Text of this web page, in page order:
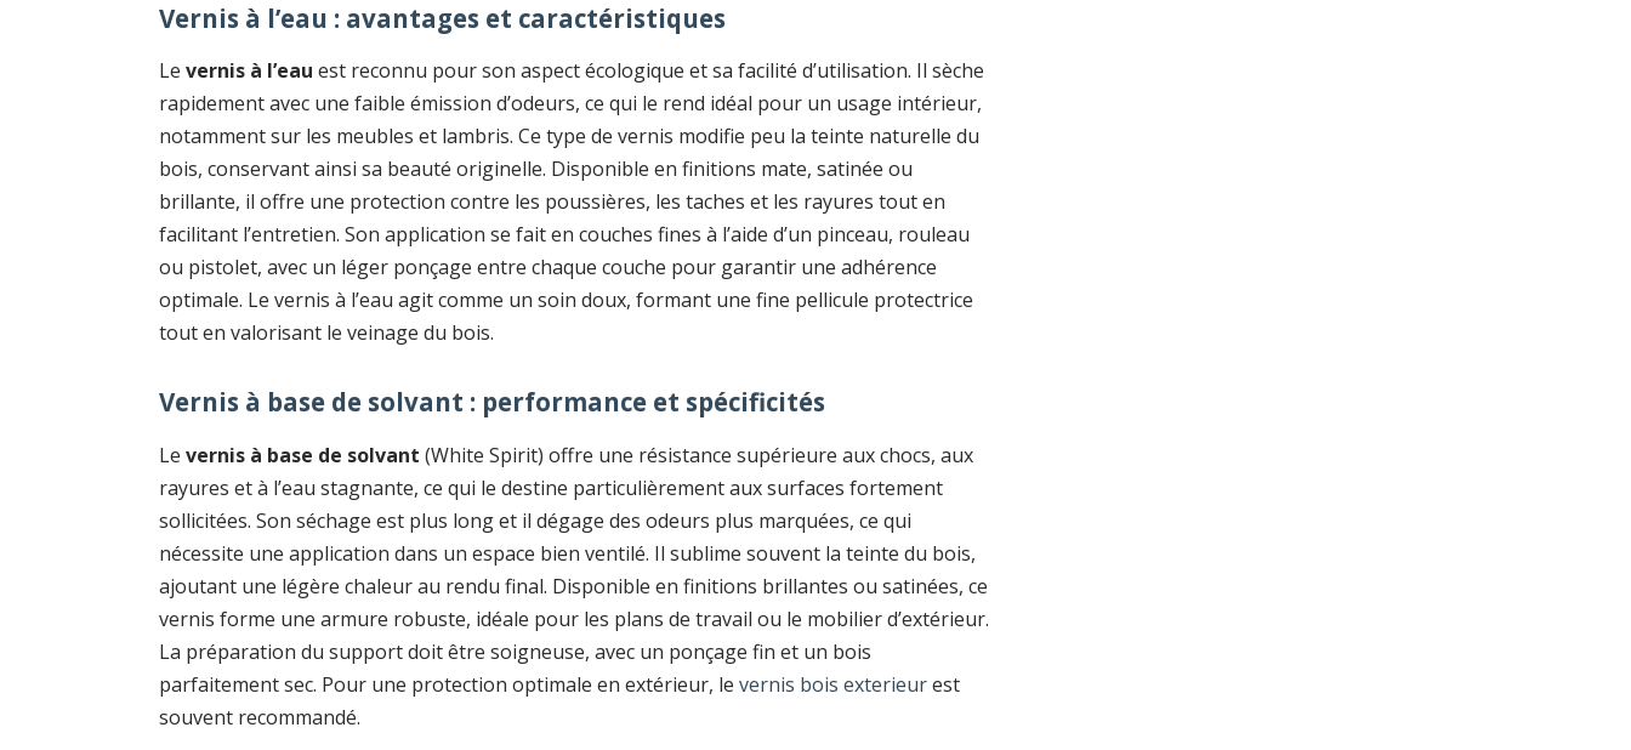
Vernis à l’eau : avantages et caractéristiques
Levernis à l’eau est reconnu pour son aspect écologique et sa facilité d’utilisation. Il sèche
rapidement avec une faible émission d’odeurs, ce qui le rend idéal pour un usage intérieur,
notamment sur les meubles et lambris. Ce type de vernis modifie peu la teinte naturelle du
bois, conservant ainsi sa beauté originelle. Disponible en finitions mate, satinée ou
brillante, il offre une protection contre les poussières, les taches et les rayures tout en
facilitant l’entretien. Son application se fait en couches fines à l’aide d’un pinceau, rouleau
ou pistolet, avec un léger ponçage entre chaque couche pour garantir une adhérence
optimale. Le vernis à l’eau agit comme un soin doux, formant une fine pellicule protectrice
tout en valorisant le veinage du bois.
Vernis à base de solvant : performance et spécificités
Levernis à base de solvant (White Spirit) offre une résistance supérieure aux chocs, aux
rayures et à l’eau stagnante, ce qui le destine particulièrement aux surfaces fortement
sollicitées. Son séchage est plus long et il dégage des odeurs plus marquées, ce qui
nécessite une application dans un espace bien ventilé. Il sublime souvent la teinte du bois,
ajoutant une légère chaleur au rendu final. Disponible en finitions brillantes ou satinées, ce
vernis forme une armure robuste, idéale pour les plans de travail ou le mobilier d’extérieur.
La préparation du support doit être soigneuse, avec un ponçage fin et un bois
parfaitement sec. Pour une protection optimale en extérieur, levernis bois exterieurest
souvent recommandé.